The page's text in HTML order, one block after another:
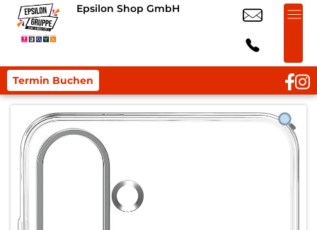
Epsilon Shop GmbH
Termin Buchen